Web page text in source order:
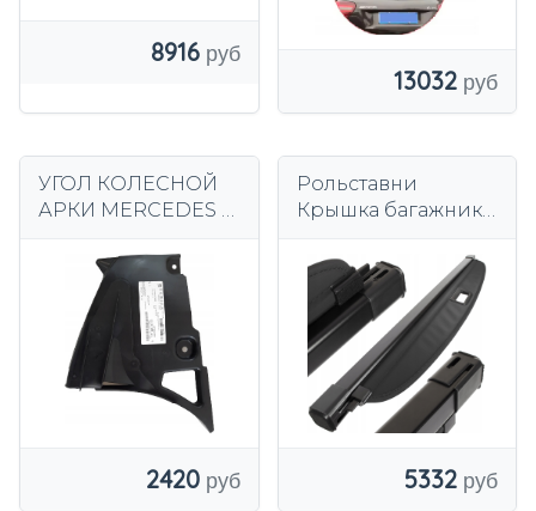
8916
13032
УГОЛ КОЛЕСНОЙ
АРКИ MERCEDES A
ПРАВЫЙ
2420
Рольставни
Крышка багажника
MERCEDES GLC
W253 X253 2015-
2022 гг.
5332